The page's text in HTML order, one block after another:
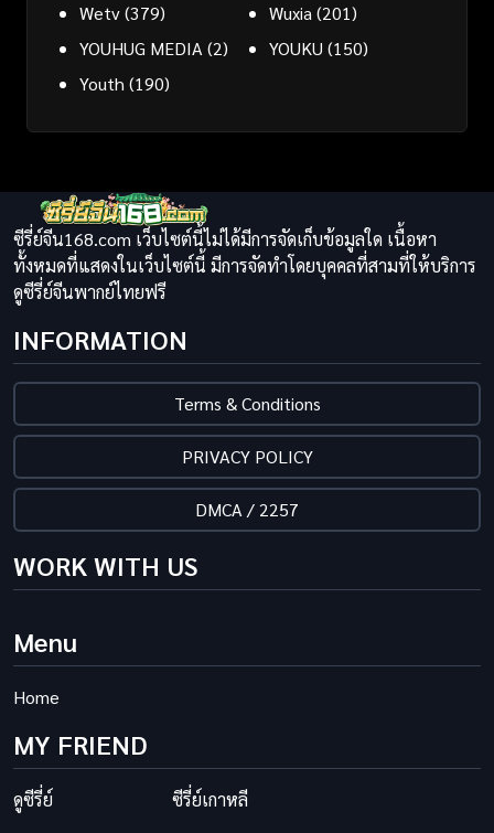
Wetv(379) Wuxia(201)
YOUHUG MEDIA(2) YOUKU (150)
Youth (190)
ซีรี่ย์จีน168.com เว็บไซต์นี้ไม่ได้มีการจัดเก็บข้อมูลใด เนื้อหา
ทั้งหมดที่แสดงในเว็บไซต์นี้ มีการจัดทำโดยบุคคลที่สามที่ให้บริการ
ดูซีรี่ย์จีนพากย์ไทยฟรี
INFORMATION
Terms & Conditions
PRIVACY POLICY
DMCA / 2257
WORK WITH US
Menu
Home
MY FRIEND
ดูซีรี่ย์ ซีรี่ย์เกาหลี